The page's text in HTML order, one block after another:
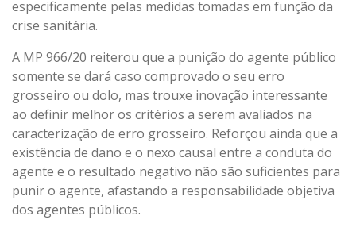
especificamente pelas medidas tomadas em função da
crise sanitária.
A MP 966/20 reiterou que a punição do agente público
somente se dará caso comprovado o seu erro
grosseiro ou dolo, mas trouxe inovação interessante
ao definir melhor os critérios a serem avaliados na
caracterização de erro grosseiro. Reforçou ainda que a
existência de dano e o nexo causal entre a conduta do
agente e o resultado negativo não são suficientes para
punir o agente, afastando a responsabilidade objetiva
dos agentes públicos.